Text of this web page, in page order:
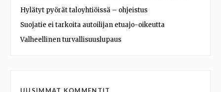
Hylätyt pyörät taloyhtiöissä – ohjeistus
Suojatie ei tarkoita autoilijan etuajo-oikeutta
Valheellinen turvallisuuslupaus
UUSIMMAT KOMMENTIT